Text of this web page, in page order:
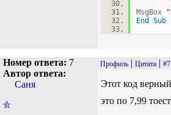
MsgBox
End
Sub
Номер ответа: 7
Автор ответа:
Саня
Профиль | Цитата | #7
Этот код
это по 7,99